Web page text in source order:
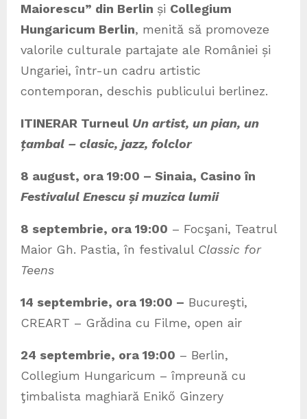
Maiorescu” din Berlin și Collegium
Hungaricum Berlin, menită să promoveze
valorile culturale partajate ale României și
Ungariei, într-un cadru artistic
contemporan, deschis publicului berlinez.
ITINERAR Turneul Un artist, un pian, un
țambal – clasic, jazz, folclor
8 august, ora 19:00 – Sinaia, Casino în
Festivalul Enescu și muzica lumii
8 septembrie, ora 19:00 – Focşani, Teatrul
Maior Gh. Pastia, în festivalul Classic for
Teens
14 septembrie, ora 19:00 – Bucureşti,
CREART – Grǎdina cu Filme, open air
24 septembrie, ora 19:00 – Berlin,
Collegium Hungaricum – împreună cu
ţimbalista maghiară Enikő Ginzery